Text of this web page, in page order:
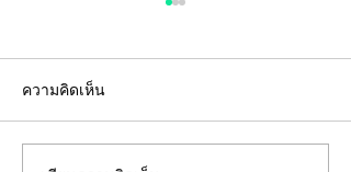
ความคิดเห็น